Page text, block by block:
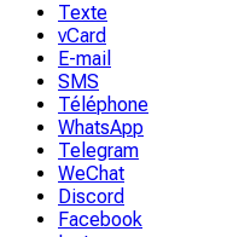
Texte
vCard
E-mail
SMS
Téléphone
WhatsApp
Telegram
WeChat
Discord
Facebook